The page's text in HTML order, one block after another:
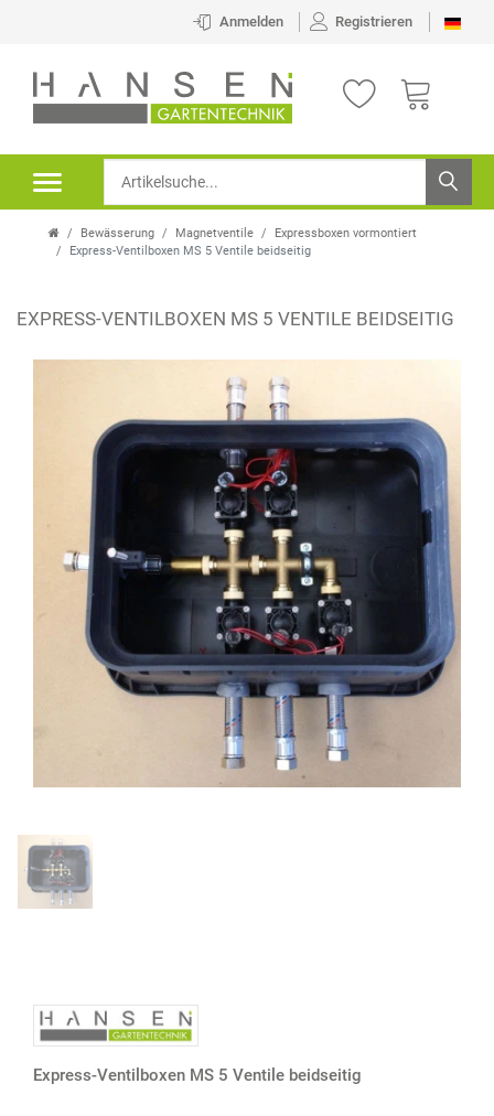
Anmelden Registrieren
Bewässerung Magnetventile
Expressboxen vormontiert
Express-Ventilboxen MS 5 Ventile beidseitig
EXPRESS-VENTILBOXEN MS 5 VENTILE BEIDSEITIG
Express-Ventilboxen MS 5 Ventile beidseitig